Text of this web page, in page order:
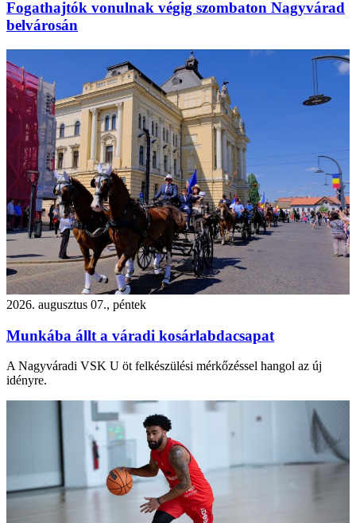
Fogathajtók vonulnak végig szombaton Nagyvárad
belvárosán
2026. augusztus 07., péntek
Munkába állt a váradi kosárlabdacsapat
A Nagyváradi VSK U öt felkészülési mérkőzéssel hangol az új
idényre.